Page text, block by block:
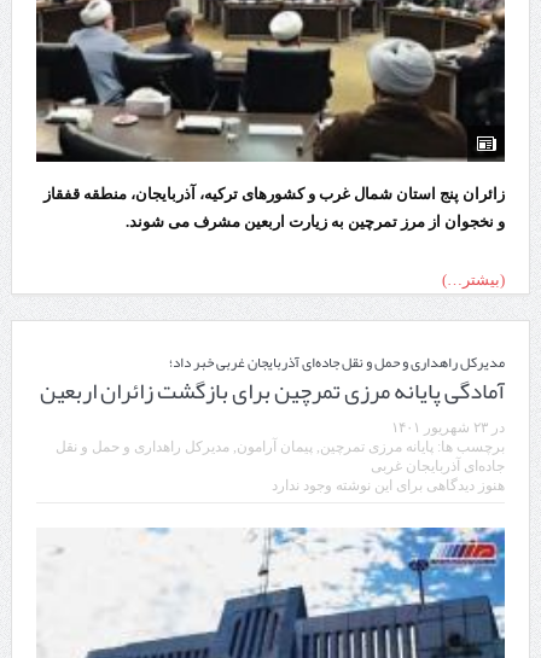
زائران پنج استان شمال غرب و کشورهای ترکیه، آذربایجان، منطقه قفقاز
و نخجوان از مرز تمرچین به زیارت اربعین مشرف می شوند.
(بیشتر…)
مدیرکل راهداری و حمل و نقل جاده‌ای آذربایجان غربی خبر داد؛
آمادگی پایانه مرزی تمرچین برای بازگشت زائران اربعین
در ۲۳ شهریور ۱۴۰۱
برچسب ها: پایانه مرزی تمرچین, پیمان آرامون, مدیرکل راهداری و حمل و نقل
جاده‌ای آذربایجان غربی
هنوز دیدگاهی برای این نوشته وجود ندارد